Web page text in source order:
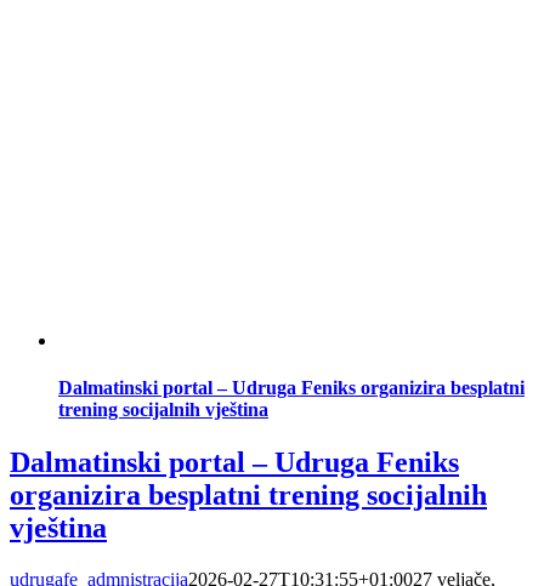
Dalmatinski portal – Udruga Feniks organizira besplatni
trening socijalnih vještina
Dalmatinski portal – Udruga Feniks
organizira besplatni trening socijalnih
vještina
udrugafe_admnistracija2026-02-27T10:31:55+01:0027 veljače,